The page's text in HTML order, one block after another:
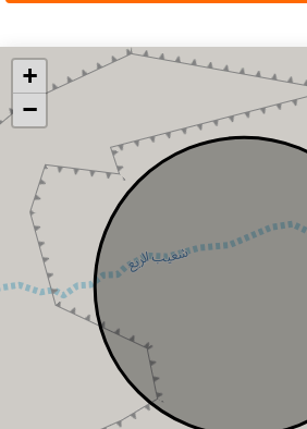
Segurança
Solarium
Consulte Imóveis à venda
alugar nesse condomínio,
+
−